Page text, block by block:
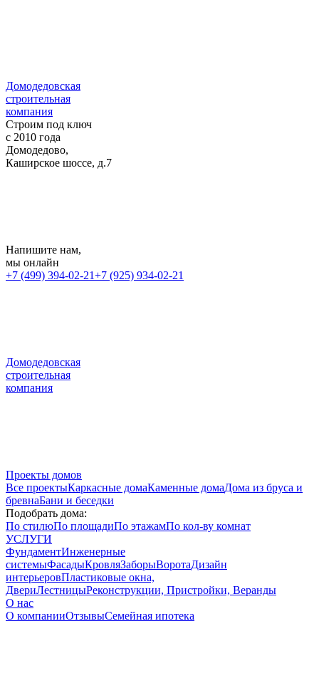
Домодедовская
строительная
компания
Строим под ключ
с 2010 года
Домодедово,
Каширское шоссе, д.7
Напишите нам,
мы онлайн
+7 (499) 394-02-21+7 (925) 934-02-21
Домодедовская
строительная
компания
Проекты домов
Все проектыКаркасные домаКаменные домаДома из бруса и
бревнаБани и беседки
Подобрать дома:
По стилюПо площадиПо этажамПо кол-ву комнат
УСЛУГИ
ФундаментИнженерные
системыФасадыКровляЗаборыВоротаДизайн
интерьеровПластиковые окна,
ДвериЛестницыРеконструкции, Пристройки, Веранды
О нас
О компанииОтзывыСемейная ипотека